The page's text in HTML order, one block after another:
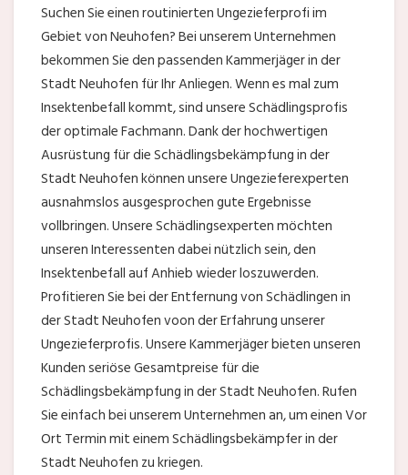
Suchen Sie einen routinierten Ungezieferprofi im
Gebiet von Neuhofen? Bei unserem Unternehmen
bekommen Sie den passenden Kammerjäger in der
Stadt Neuhofen für Ihr Anliegen. Wenn es mal zum
Insektenbefall kommt, sind unsere Schädlingsprofis
der optimale Fachmann. Dank der hochwertigen
Ausrüstung für die Schädlingsbekämpfung in der
Stadt Neuhofen können unsere Ungezieferexperten
ausnahmslos ausgesprochen gute Ergebnisse
vollbringen. Unsere Schädlingsexperten möchten
unseren Interessenten dabei nützlich sein, den
Insektenbefall auf Anhieb wieder loszuwerden.
Profitieren Sie bei der Entfernung von Schädlingen in
der Stadt Neuhofen voon der Erfahrung unserer
Ungezieferprofis. Unsere Kammerjäger bieten unseren
Kunden seriöse Gesamtpreise für die
Schädlingsbekämpfung in der Stadt Neuhofen. Rufen
Sie einfach bei unserem Unternehmen an, um einen Vor
Ort Termin mit einem Schädlingsbekämpfer in der
Stadt Neuhofen zu kriegen.